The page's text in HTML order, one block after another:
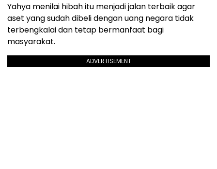
Yahya menilai hibah itu menjadi jalan terbaik agar
aset yang sudah dibeli dengan uang negara tidak
terbengkalai dan tetap bermanfaat bagi
masyarakat.
ADVERTISEMENT